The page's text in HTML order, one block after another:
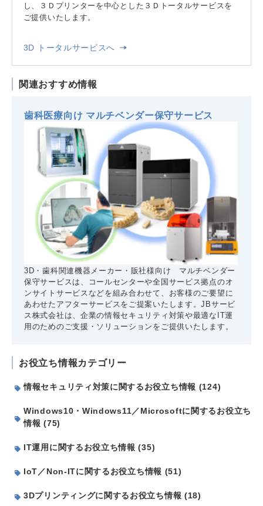
し、３Ｄプリンターを中心とした３Ｄトータルサービスを
ご提供いたします。
3D トータルサービスへ
関連おすすめ情報
歯科医療向け マルチベンダー保守サービス
3D・歯科関連機器メーカー・販社様向け マルチベンダー
保守サービスは、コールセンターや全国サービス拠点のオ
ンサイトサービスなどを組み合わせて、お客様のご要望に
あわせたアフターサービスをご提案いたします。JBサービ
ス株式会社は、企業の情報セキュリティ対策や最適なIT運
用のためのご支援・ソリューションをご提供いたします。
お役立ち情報カテゴリー
情報セキュリティ対策に関するお役立ち情報 (124)
Windows10・Windows11／Microsoftに関するお役立ち
情報 (75)
IT運用に関するお役立ち情報 (35)
IoT／Non-ITに関するお役立ち情報 (51)
3Dプリンティングに関するお役立ち情報 (18)